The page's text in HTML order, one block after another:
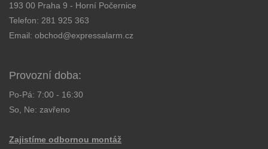
193 00 Praha 9 - Horní Počernice
Telefon: 281 925 363
Email: obchod@expressalarm.cz
Provozní doba:
Po-Pá: 7:00 - 16:30
So, Ne: zavřeno
Zajistíme odbornou montáž